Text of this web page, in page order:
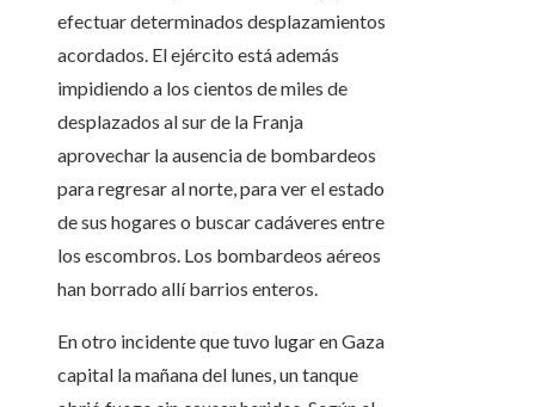
efectuar determinados desplazamientos
acordados. El ejército está además
impidiendo a los cientos de miles de
desplazados al sur de la Franja
aprovechar la ausencia de bombardeos
para regresar al norte, para ver el estado
de sus hogares o buscar cadáveres entre
los escombros. Los bombardeos aéreos
han borrado allí barrios enteros.
En otro incidente que tuvo lugar en Gaza
capital la mañana del lunes, un tanque